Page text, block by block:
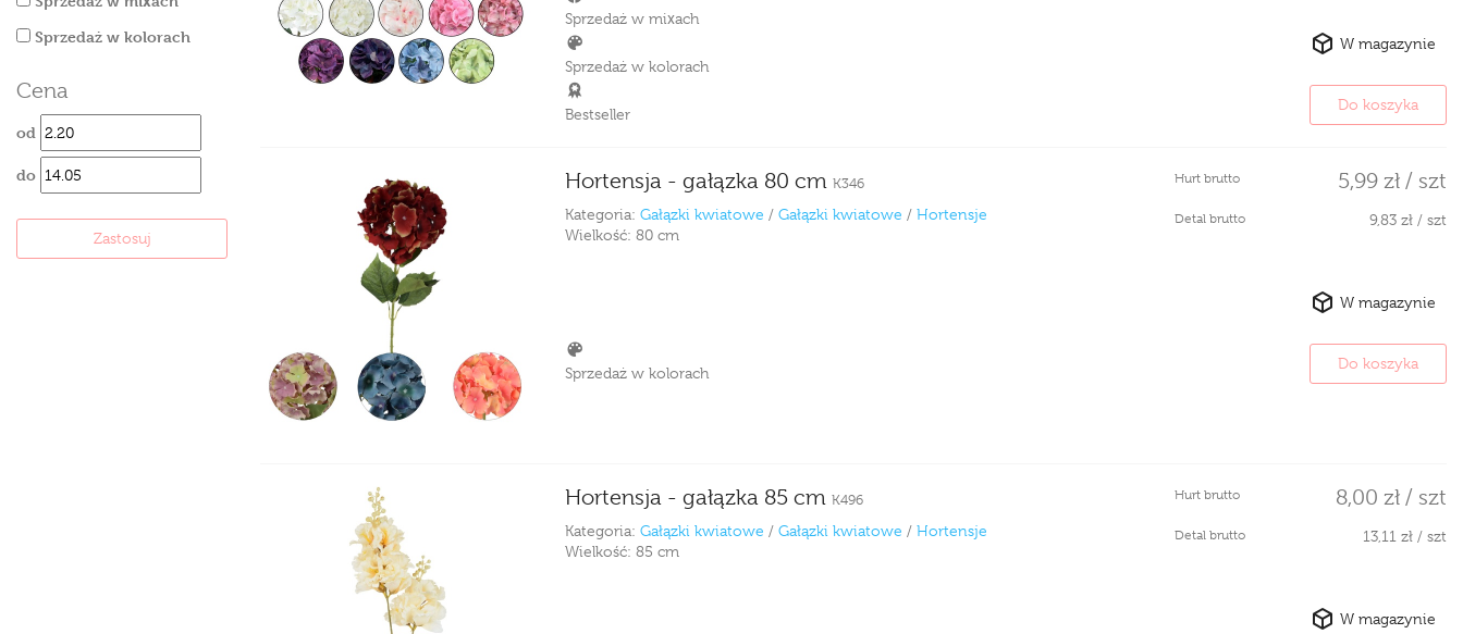
Sprzedaż w kolorach
Cena
od
do
Zastosuj
Sprzedaż w mixach
Sprzedaż w kolorach
Bestseller
W magazynie
Do koszyka
Hortensja - gałązka 80 cm K346
Kategoria: Gałązki kwiatowe / Gałązki kwiatowe / Hortensje
Wielkość: 80 cm
Hurt brutto 5,99 zł / szt
Detal brutto 9,83 zł / szt
Sprzedaż w kolorach
W magazynie
Do koszyka
Hortensja - gałązka 85 cm K496
Kategoria: Gałązki kwiatowe / Gałązki kwiatowe / Hortensje
Wielkość: 85 cm
Hurt brutto 8,00 zł / szt
Detal brutto 13,11 zł / szt
W magazynie